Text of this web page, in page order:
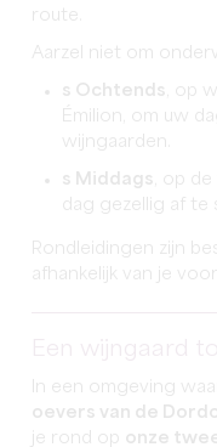
route.
Aarzel niet om
s Ochtends , op
Émilion, om uw
wijngaarden.
s Middags , op
dag gezellig af te
Rondleidingen zijn
afhankelijk van je
In een omgeving
oevers van de
je rond op onze